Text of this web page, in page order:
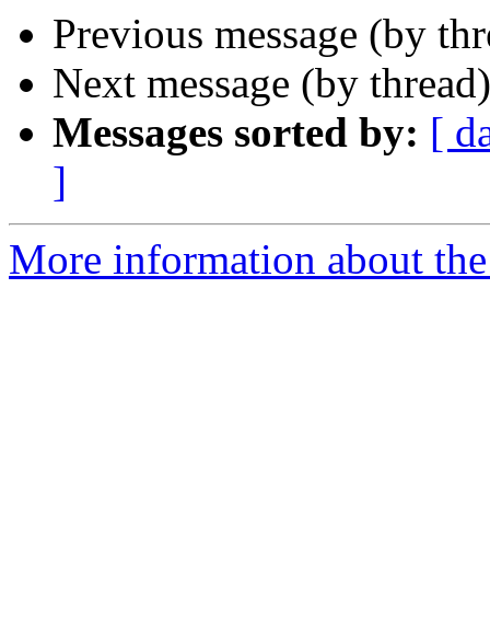
Previous message (by
Next message (by
Messages sorted by: [
]
More information about